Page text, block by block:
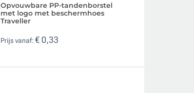
Opvouwbare PP-tandenborstel
met logo met beschermhoes
Traveller
Prijs vanaf: € 0,33